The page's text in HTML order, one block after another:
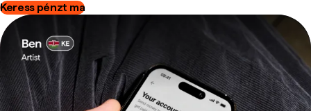
Keress pénzt ma